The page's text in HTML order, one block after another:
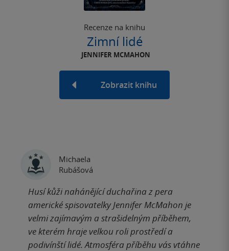
Recenze na knihu
Zimní lidé
JENNIFER MCMAHON
Zobrazit knihu
Michaela
Rubášová
Husí kůži nahánějící duchařina z pera
americké spisovatelky Jennifer McMahon je
velmi zajímavým a strašidelným příběhem,
ve kterém hraje velkou roli prostředí a
podivínští lidé. Atmosféra příběhu vás vtáhne